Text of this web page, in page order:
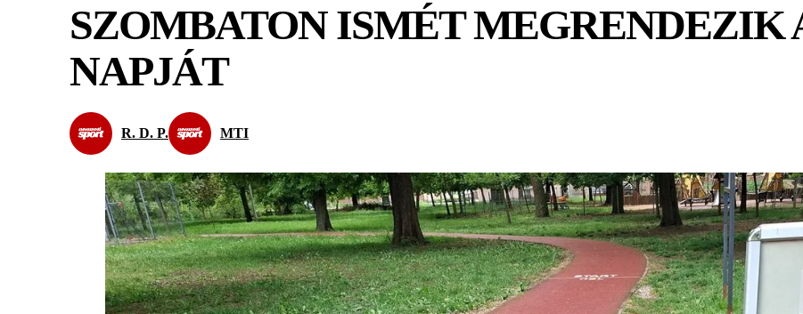
SZOMBATON ISMÉT MEGRENDEZIK
NAPJÁT
R. D. P. MTI